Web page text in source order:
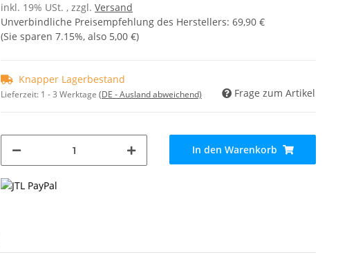
inkl. 19% USt. , zzgl. Versand
Unverbindliche Preisempfehlung des Herstellers: 69,90 €
(Sie sparen 7.15%, also 5,00 €)
Knapper Lagerbestand
Lieferzeit: 1 - 3 Werktage (DE - Ausland abweichend) Frage zum Artikel
In den Warenkorb